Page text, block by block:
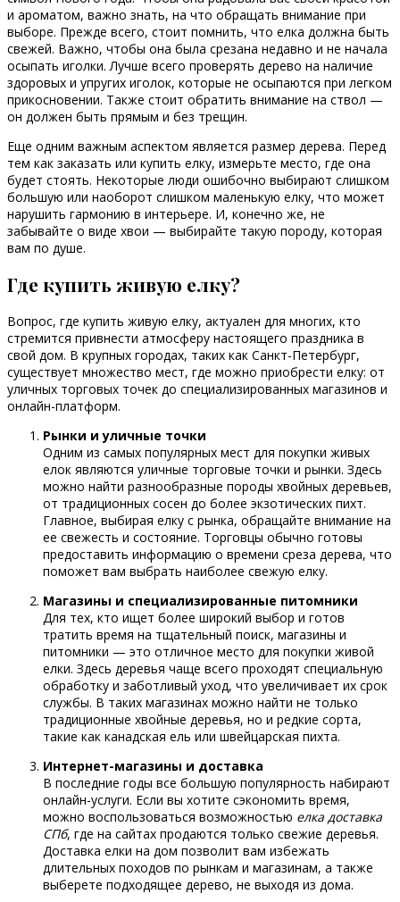
и ароматом, важно знать, на что обращать внимание при
выборе. Прежде всего, стоит помнить, что елка должна быть
свежей. Важно, чтобы она была срезана недавно и не начала
осыпать иголки. Лучше всего проверять дерево на наличие
здоровых и упругих иголок, которые не осыпаются при легком
прикосновении. Также стоит обратить внимание на ствол —
он должен быть прямым и без трещин.
Еще одним важным аспектом является размер дерева. Перед
тем как заказать или купить елку, измерьте место, где она
будет стоять. Некоторые люди ошибочно выбирают слишком
большую или наоборот слишком маленькую елку, что может
нарушить гармонию в интерьере. И, конечно же, не
забывайте о виде хвои — выбирайте такую породу, которая
вам по душе.
Где купить живую елку?
Вопрос, где купить живую елку, актуален для многих, кто
стремится привнести атмосферу настоящего праздника в
свой дом. В крупных городах, таких как Санкт-Петербург,
существует множество мест, где можно приобрести елку: от
уличных торговых точек до специализированных магазинов и
онлайн-платформ.
Рынки и уличные точки
Одним из самых популярных мест для покупки живых
елок являются уличные торговые точки и рынки. Здесь
можно найти разнообразные породы хвойных деревьев,
от традиционных сосен до более экзотических пихт.
Главное, выбирая елку с рынка, обращайте внимание на
ее свежесть и состояние. Торговцы обычно готовы
предоставить информацию о времени среза дерева, что
поможет вам выбрать наиболее свежую елку.
Магазины и специализированные питомники
Для тех, кто ищет более широкий выбор и готов
тратить время на тщательный поиск, магазины и
питомники — это отличное место для покупки живой
елки. Здесь деревья чаще всего проходят специальную
обработку и заботливый уход, что увеличивает их срок
службы. В таких магазинах можно найти не только
традиционные хвойные деревья, но и редкие сорта,
такие как канадская ель или швейцарская пихта.
Интернет-магазины и доставка
В последние годы все большую популярность набирают
онлайн-услуги. Если вы хотите сэкономить время,
можно воспользоваться возможностью елка доставка
СПб, где на сайтах продаются только свежие деревья.
Доставка елки на дом позволит вам избежать
длительных походов по рынкам и магазинам, а также
выберете подходящее дерево, не выходя из дома.